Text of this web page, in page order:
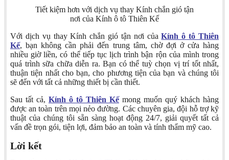
Tiết kiệm hơn với dịch vụ thay Kính chắn gió tận
nơi của Kính ô tô Thiên Kế
Với dịch vụ thay Kính chắn gió tận nơi củaKính ô tô Thiên
Kế, bạn không cần phải đến trung tâm, chờ đợi ở cửa hàng
nhiều giờ liền, có thể tiếp tục lịch trình bận rộn của mình trong
quá trình sữa chữa diễn ra. Bạn có thể tuỳ chọn vị trí tốt nhất,
thuận tiện nhất cho bạn, cho phương tiện của bạn và chúng tôi
sẽ đến với tất cả những thiết bị cần thiết.
Sau tất cả, Kính ô tô Thiên Kếmong muốn quý khách hàng
được an toàn trên mọi nẻo đường. Các chuyên gia, đội hỗ trợ kỹ
thuật của chúng tôi sẵn sàng hoạt động 24/7, giải quyết tất cả
vấn đề trọn gói, tiện lợi, đảm bảo an toàn và tính thẩm mỹ cao.
Lời kết